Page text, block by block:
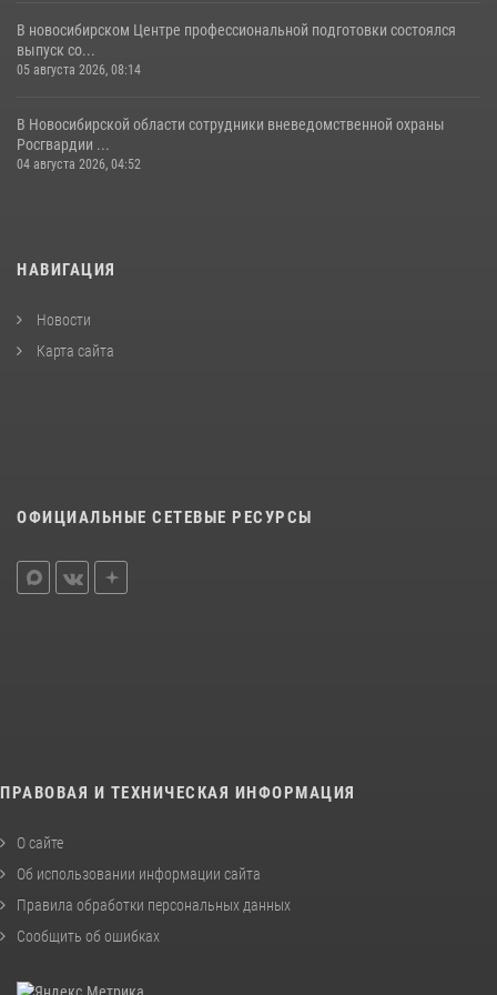
В новосибирском Центре профессиональной подготовки состоялся
выпуск со...
05 августа 2026, 08:14
В Новосибирской области сотрудники вневедомственной охраны
Росгвардии ...
04 августа 2026, 04:52
НАВИГАЦИЯ
Новости
Карта сайта
ОФИЦИАЛЬНЫЕ СЕТЕВЫЕ РЕСУРСЫ
ПРАВОВАЯ И ТЕХНИЧЕСКАЯ ИНФОРМАЦИЯ
О сайте
Об использовании информации сайта
Правила обработки персональных данных
Сообщить об ошибках